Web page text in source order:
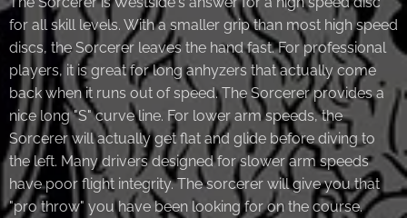
for all skill levels. With a smaller grip than most high speed
discs, the Sorcerer leaves the hand fast. For professional
players, it is great for long anhyzers that actually come
back when it runs out of speed. The Sorcerer provides a
nice long "S" curve line. For lower arm speeds, the
Sorcerer will actually get flat and glide before diving to
the left. Many drivers designed for slower arm speeds
have poor flight integrity. The sorcerer will give you that
"pro throw" you have been looking for on the course.